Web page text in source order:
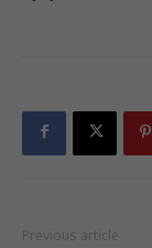
Previous article